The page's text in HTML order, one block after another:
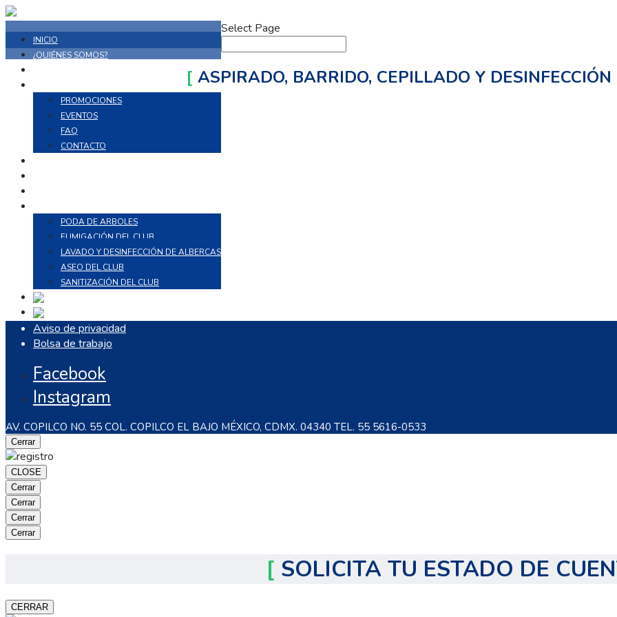
INICIO
¿QUIÉNES SOMOS?
PROMOCIONES
EVENTOS
FAQ
CONTACTO
PODA DE ARBOLES
FUMIGACIÓN DEL CLUB
LAVADO Y DESINFECCIÓN DE ALBERCAS
ASEO DEL CLUB
SANITIZACIÓN DEL CLUB
Select Page
[ ASPIRADO, BARRIDO, CEPILLADO Y
Aviso de privacidad
Bolsa de trabajo
Facebook
Instagram
AV. COPILCO NO. 55 COL. COPILCO EL BAJO MÉXICO, CDMX. 04340 TEL. 55 5616-0533
Cerrar
CLOSE
Cerrar
Cerrar
Cerrar
Cerrar
[ SOLICITA TU ESTADO DE
CERRAR